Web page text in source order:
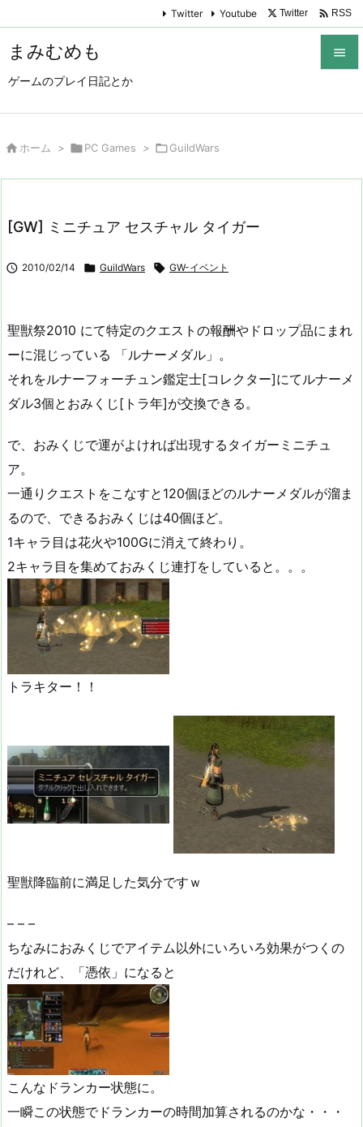
まみむめも
ゲームのプレイ日記とか

Twitter Youtube Twitter  RSS
 ホーム > PC Games > GuildWars
[GW] ミニチュア セスチャル タイガー
 2010/02/14  GuildWars  GW-イベント
聖獣祭2010 にて特定のクエストの報酬やドロップ品にまれ
ーに混じっている 「ルナーメダル」。
それをルナーフォーチュン鑑定士[コレクター]にてルナーメ
ダル3個とおみくじ[トラ年]が交換できる。
で、おみくじで運がよければ出現するタイガーミニチュ
ア。
一通りクエストをこなすと120個ほどのルナーメダルが溜ま
るので、できるおみくじは40個ほど。
1キャラ目は花火や100Gに消えて終わり。
2キャラ目を集めておみくじ連打をしていると。。。
トラキター！！
聖獣降臨前に満足した気分ですｗ
– – –
ちなみにおみくじでアイテム以外にいろいろ効果がつくの
だけれど、「憑依」になると
こんなドランカー状態に。
一瞬この状態でドランカーの時間加算されるのかな・・・